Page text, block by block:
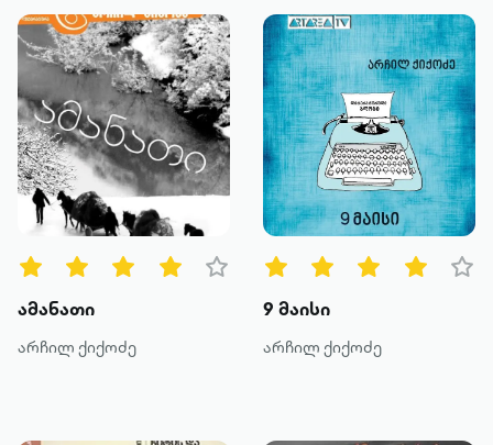
ამანათი
არჩილ ქიქოძე
9 მაისი
არჩილ ქიქოძე